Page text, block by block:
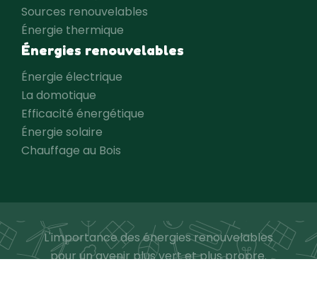
Sources renouvelables
Énergie thermique
Énergies renouvelables
Énergie électrique
La domotique
Efficacité énergétique
Énergie solaire
Chauffage au Bois
L'importance des énergies renouvelables
pour un avenir plus vert et plus propre.